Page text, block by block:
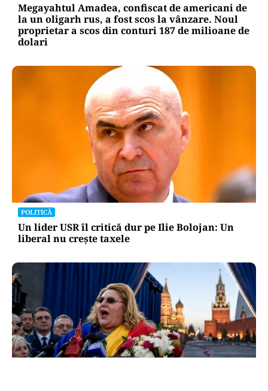
Megayahtul Amadea, confiscat de americani de
la un oligarh rus, a fost scos la vânzare. Noul
proprietar a scos din conturi 187 de milioane de
dolari
POLITICĂ
Un lider USR îl critică dur pe Ilie Bolojan: Un
liberal nu crește taxele